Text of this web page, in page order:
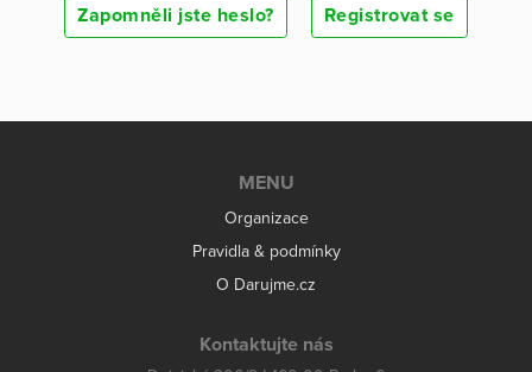
Zapomněli jste heslo? Registrovat se
MENU
Organizace
Pravidla & podmínky
O Darujme.cz
Kontaktujte nás